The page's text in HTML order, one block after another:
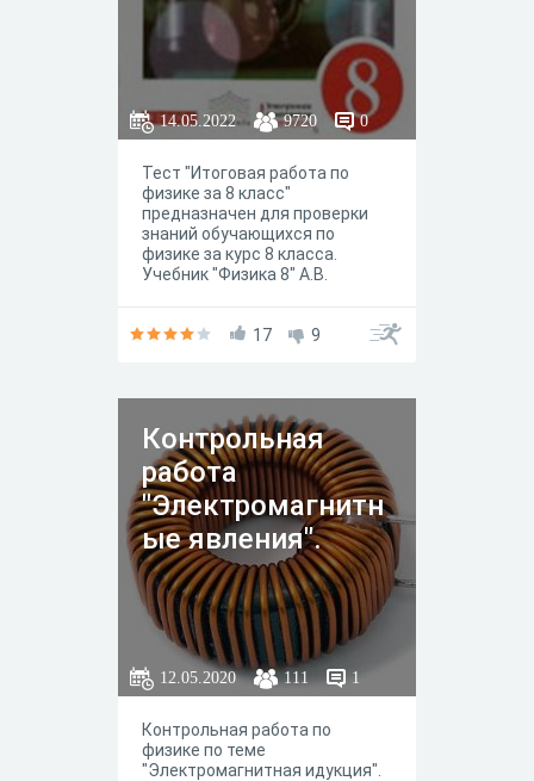
14.05.2022 9720 0
Тест "Итоговая работа по
физике за 8 класс"
предназначен для проверки
знаний обучающихся по
физике за курс 8 класса.
Учебник "Физика 8" А.В.
17 9
Контрольная
работа
"Электромагнитн
ые явления".
12.05.2020 111 1
Контрольная работа по
физике по теме
"Электромагнитная идукция".